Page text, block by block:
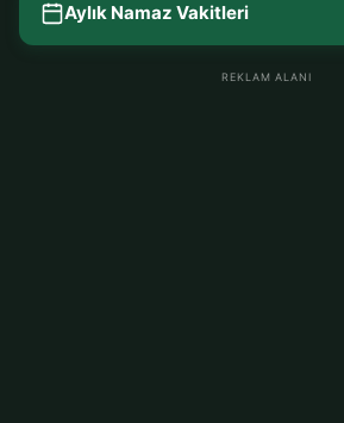
Aylık Namaz Vakitleri
REKLAM ALANI